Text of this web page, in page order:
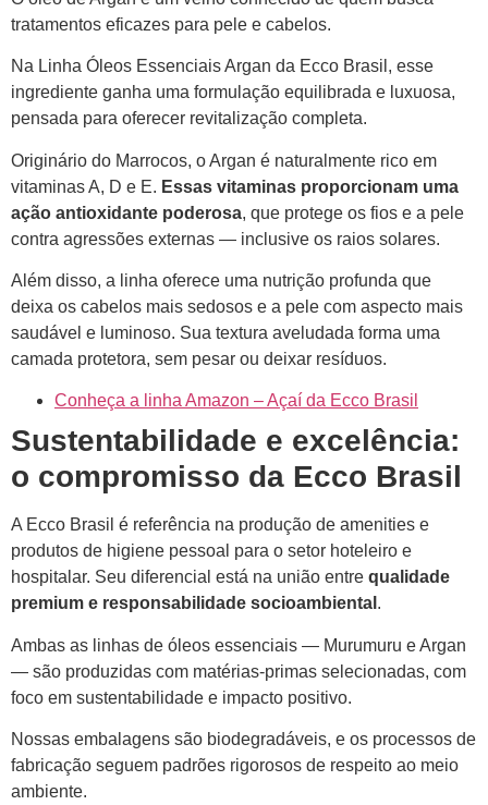
tratamentos eficazes para pele e cabelos.
Na Linha Óleos Essenciais Argan da Ecco Brasil, esse
ingrediente ganha uma formulação equilibrada e luxuosa,
pensada para oferecer revitalização completa.
Originário do Marrocos, o Argan é naturalmente rico em
vitaminas A, D e E. Essas vitaminas proporcionam uma
ação antioxidante poderosa, que protege os fios e a pele
contra agressões externas — inclusive os raios solares.
Além disso, a linha oferece uma nutrição profunda que
deixa os cabelos mais sedosos e a pele com aspecto mais
saudável e luminoso. Sua textura aveludada forma uma
camada protetora, sem pesar ou deixar resíduos.
Conheça a linha Amazon – Açaí da Ecco Brasil
Sustentabilidade e excelência:
o compromisso da Ecco Brasil
A Ecco Brasil é referência na produção de amenities e
produtos de higiene pessoal para o setor hoteleiro e
hospitalar. Seu diferencial está na união entre qualidade
premium e responsabilidade socioambiental .
Ambas as linhas de óleos essenciais — Murumuru e Argan
— são produzidas com matérias-primas selecionadas, com
foco em sustentabilidade e impacto positivo.
Nossas embalagens são biodegradáveis, e os processos de
fabricação seguem padrões rigorosos de respeito ao meio
ambiente.